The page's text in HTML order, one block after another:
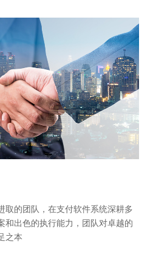
取的团队，在支付软件系统深耕多
和出色的执行能力，团队对卓越的
之本